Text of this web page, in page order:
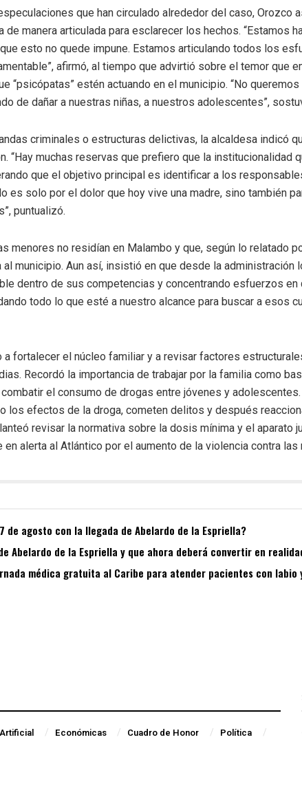
que han circulado alrededor del caso, Orozco
manera articulada para esclarecer los hechos. “Estamos
esto no quede impune. Estamos articulando todos los
afirmó, al tiempo que advirtió sobre el temor que
“psicópatas” estén actuando en el municipio. “No
de dañar a nuestras niñas, a nuestros adolescentes”,
criminales o estructuras delictivas, la alcaldesa indicó
“Hay muchas reservas que prefiero que la institucionalidad
que el objetivo principal es identificar a los
es solo por el dolor que hoy vive una madre, sino también
puntualizó.
menores no residían en Malambo y que, según lo relatado
municipio. Aun así, insistió en que desde la administración
dentro de sus competencias y concentrando esfuerzos en
todo lo que esté a nuestro alcance para buscar a esos
a fortalecer el núcleo familiar y a revisar factores
Recordó la importancia de trabajar por la familia como
el consumo de drogas entre jóvenes y adolescentes.
los efectos de la droga, cometen delitos y después
revisar la normativa sobre la dosis mínima y el aparato
alerta al Atlántico por el aumento de la violencia contra las
de agosto con la llegada de Abelardo de la Espriella?
Abelardo de la Espriella y que ahora deberá convertir en
médica gratuita al Caribe para atender pacientes con labio
Económicas Cuadro de Honor
Política